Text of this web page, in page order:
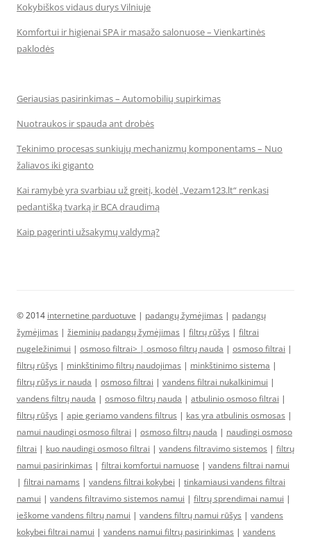
Kokybiškos vidaus durys Vilniuje
Komfortui ir higienai SPA ir masažo salonuose – Vienkartinės
paklodės
Geriausias pasirinkimas – Automobilių supirkimas
Nuotraukos ir spauda ant drobės
Tekinimo procesas sunkiųjų mechanizmų komponentams – Nuo
žaliavos iki giganto
Kai ramybė yra svarbiau už greitį, kodėl „Vezam123.lt“ renkasi
pedantišką tvarką ir BCA draudimą
Kaip pagerinti užsakymų valdymą?
© 2014 internetine parduotuve | padangų žymėjimas | padangų
žymėjimas | žieminių padangų žymėjimas | filtrų rūšys | filtrai
nugeležinimui | osmoso filtrai> | osmoso filtrų nauda | osmoso filtrai |
filtrų rūšys | minkštinimo filtrų naudojimas | minkštinimo sistema |
filtrų rūšys ir nauda | osmoso filtrai | vandens filtrai nukalkinimui |
vandens filtrų nauda | osmoso filtrų nauda | atbulinio osmoso filtrai |
filtrų rūšys | apie geriamo vandens filtrus | kas yra atbulinis osmosas |
namui naudingi osmoso filtrai | osmoso filtrų nauda | naudingi osmoso
filtrai | kuo naudingi osmoso filtrai | vandens filtravimo sistemos | filtrų
namui pasirinkimas | filtrai komfortui namuose | vandens filtrai namui
| filtrai namams | vandens filtrai kokybei | tinkamiausi vandens filtrai
namui | vandens filtravimo sistemos namui | filtrų sprendimai namui |
ieškome vandens filtrų namui | vandens filtrų namui rūšys | vandens
kokybei filtrai namui | vandens namui filtrų pasirinkimas | vandens